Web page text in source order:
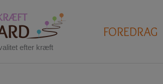
efter kræft
FOREDRAG